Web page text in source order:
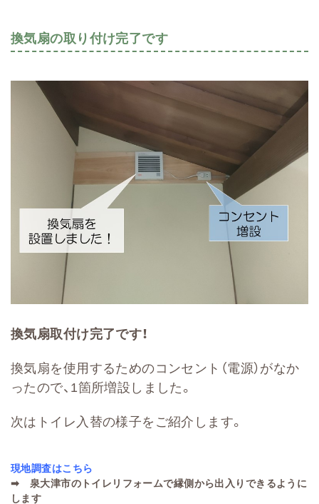
換気扇の取り付け完了です
換気扇取付け完了です！
換気扇を使用するためのコンセント（電源）がなか
ったので、1箇所増設しました。
次はトイレ入替の様子をご紹介します。
現地調査はこちら
➡ 泉大津市のトイレリフォームで縁側から出入りできるように
します